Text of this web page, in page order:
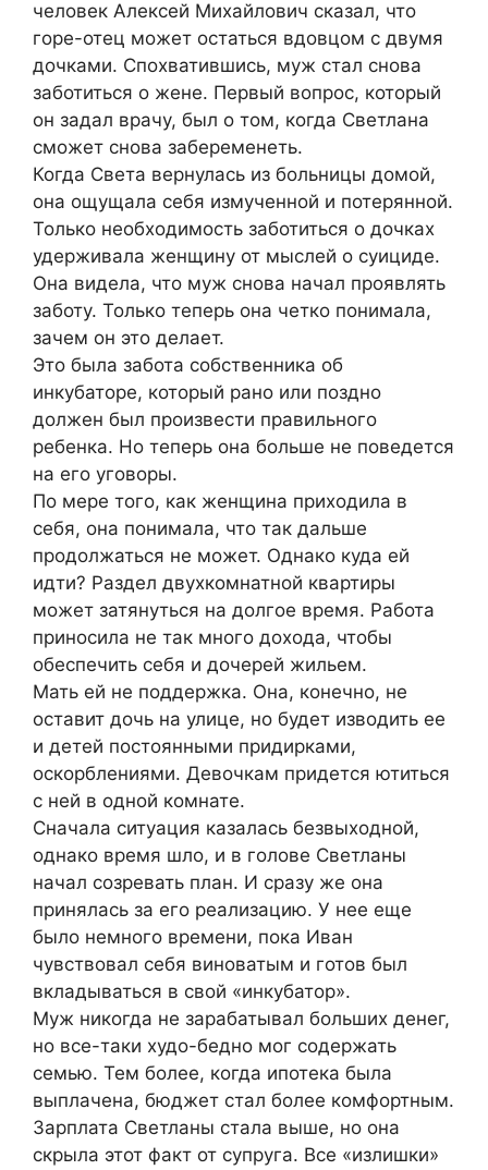
человек Алексей Михайлович сказал, что
горе-отец может остаться вдовцом с двумя
дочками. Спохватившись, муж стал снова
заботиться о жене. Первый вопрос, который
он задал врачу, был о том, когда Светлана
сможет снова забеременеть.
Когда Света вернулась из больницы домой,
она ощущала себя измученной и потерянной.
Только необходимость заботиться о дочках
удерживала женщину от мыслей о суициде.
Она видела, что муж снова начал проявлять
заботу. Только теперь она четко понимала,
зачем он это делает.
Это была забота собственника об
инкубаторе, который рано или поздно
должен был произвести правильного
ребенка. Но теперь она больше не поведется
на его уговоры.
По мере того, как женщина приходила в
себя, она понимала, что так дальше
продолжаться не может. Однако куда ей
идти? Раздел двухкомнатной квартиры
может затянуться на долгое время. Работа
приносила не так много дохода, чтобы
обеспечить себя и дочерей жильем.
Мать ей не поддержка. Она, конечно, не
оставит дочь на улице, но будет изводить ее
и детей постоянными придирками,
оскорблениями. Девочкам придется ютиться
с ней в одной комнате.
Сначала ситуация казалась безвыходной,
однако время шло, и в голове Светланы
начал созревать план. И сразу же она
принялась за его реализацию. У нее еще
было немного времени, пока Иван
чувствовал себя виноватым и готов был
вкладываться в свой «инкубатор».
Муж никогда не зарабатывал больших денег,
но все-таки худо-бедно мог содержать
семью. Тем более, когда ипотека была
выплачена, бюджет стал более комфортным.
Зарплата Светланы стала выше, но она
скрыла этот факт от супруга. Все «излишки»